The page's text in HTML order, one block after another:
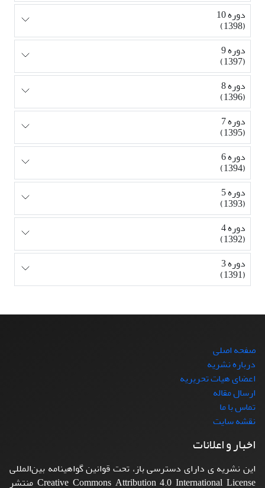
دوره 10
(1398)
دوره 9
(1397)
دوره 8
(1396)
دوره 7
(1395)
دوره 6
(1394)
دوره 5
(1393)
دوره 4
(1392)
دوره 3
(1391)
صفحه اصلی
درباره نشریه
اعضای هیات تحریریه
ارسال مقاله
تماس با ما
نقشه سایت
اخبار و اعلانات
این نشریه ی دارای دسترسی باز، تحت قوانین گواهینامه بین‌المللی
Creative Commons Attribution 4.0 International License منتشر